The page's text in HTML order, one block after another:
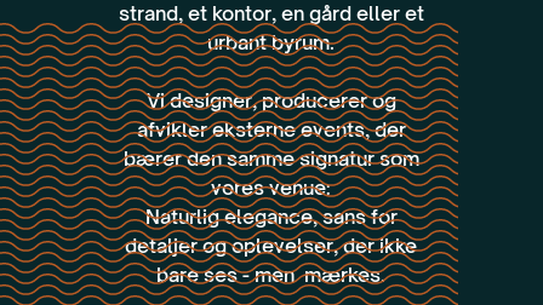
strand, et kontor, en gård eller et
urbant byrum.
Vi designer, producerer og
afvikler eksterne events, der
bærer den samme signatur som
vores venue:
Naturlig elegance, sans for
detaljer og oplevelser, der ikke
bare ses - men mærkes.